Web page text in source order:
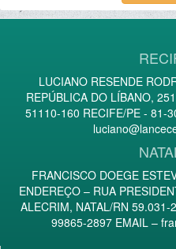
LUCIANO RESENDE
REPÚBLICA DO LÍBANO,
51110-160 RECIFE/PE - 81-
FRANCISCO DOEGE
ENDEREÇO – RUA
ALECRIM, NATAL/RN
99865-2897 EMAIL –